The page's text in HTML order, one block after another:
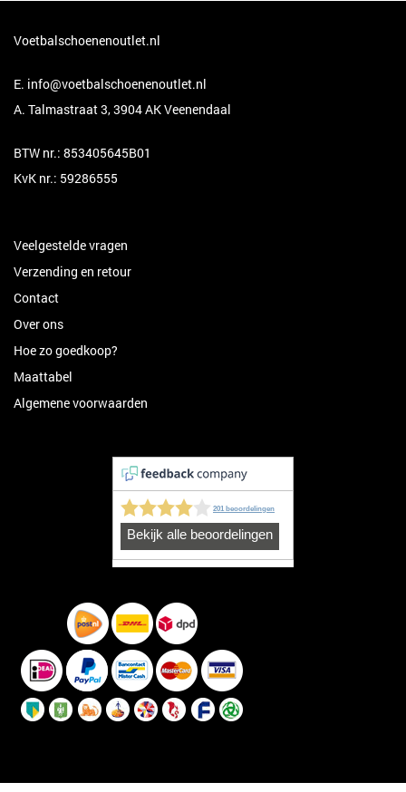
Voetbalschoenenoutlet.nl
E. info@voetbalschoenenoutlet.nl
A. Talmastraat 3, 3904 AK Veenendaal
BTW nr.: 853405645B01
KvK nr.: 59286555
Veelgestelde vragen
Verzending en retour
Contact
Over ons
Hoe zo goedkoop?
Maattabel
Algemene voorwaarden